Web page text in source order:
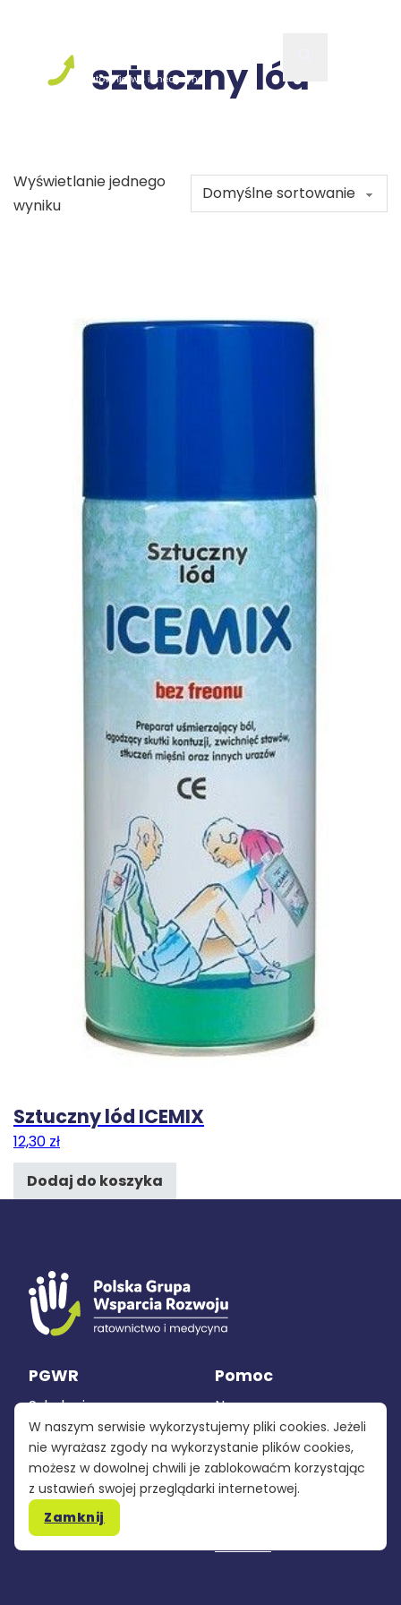
sztuczny lód
Wyświetlanie jednego
wyniku
Sztuczny lód ICEMIX
12,30 zł
Dodaj do koszyka
PGWR
Szkolenia
Sprzęt
Produkcja
Pomoc
Nasza grupa
Polityka
prywatności
Kontakt
W naszym serwisie wykorzystujemy pliki cookies. Jeżeli
nie wyrażasz zgody na wykorzystanie plików cookies,
możesz w dowolnej chwili je zablokowaćm korzystając
z ustawień swojej przeglądarki internetowej.
Zamknij